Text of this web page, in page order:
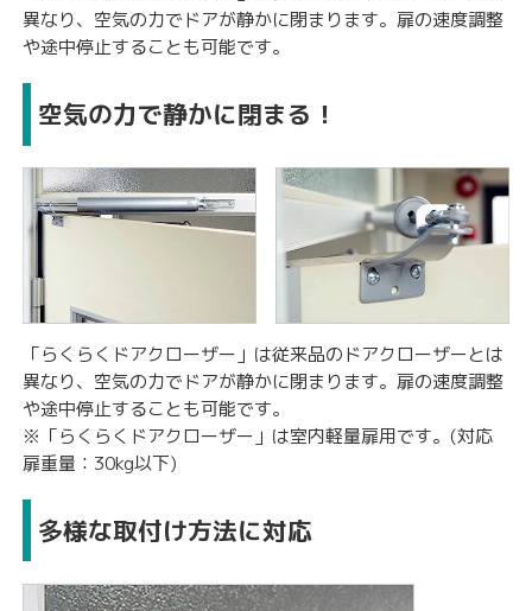
異なり、空気の力でドアが静かに閉まります。扉の速度調整
や途中停止することも可能です。
空気の力で静かに閉まる！
「らくらくドアクローザー」は従来品のドアクローザーとは
異なり、空気の力でドアが静かに閉まります。扉の速度調整
や途中停止することも可能です。
※「らくらくドアクローザー」は室内軽量扉用です。(対応
扉重量：30kg以下)
多様な取付け方法に対応